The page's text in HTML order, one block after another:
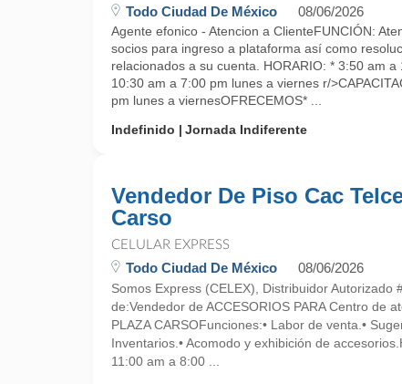
Todo Ciudad De México 08/06/2026
Agente efonico - Atencion a ClienteFUNCIÓN:
socios para ingreso a plataforma así como
relacionados a su cuenta. HORARIO: * 3:50 am
10:30 am a 7:00 pm lunes a viernes r/
pm lunes a viernesOFRECEMOS* ...
Indefinido
Jornada Indiferente
Vendedor De Piso Cac
Carso
CELULAR EXPRESS
Todo Ciudad De México 08/06/2026
Somos Express (CELEX), Distribuidor Autorizado
de:Vendedor de ACCESORIOS PARA Centro de
PLAZA CARSOFunciones:• Labor de venta.•
Inventarios.• Acomodo y exhibición de
11:00 am a 8:00 ...